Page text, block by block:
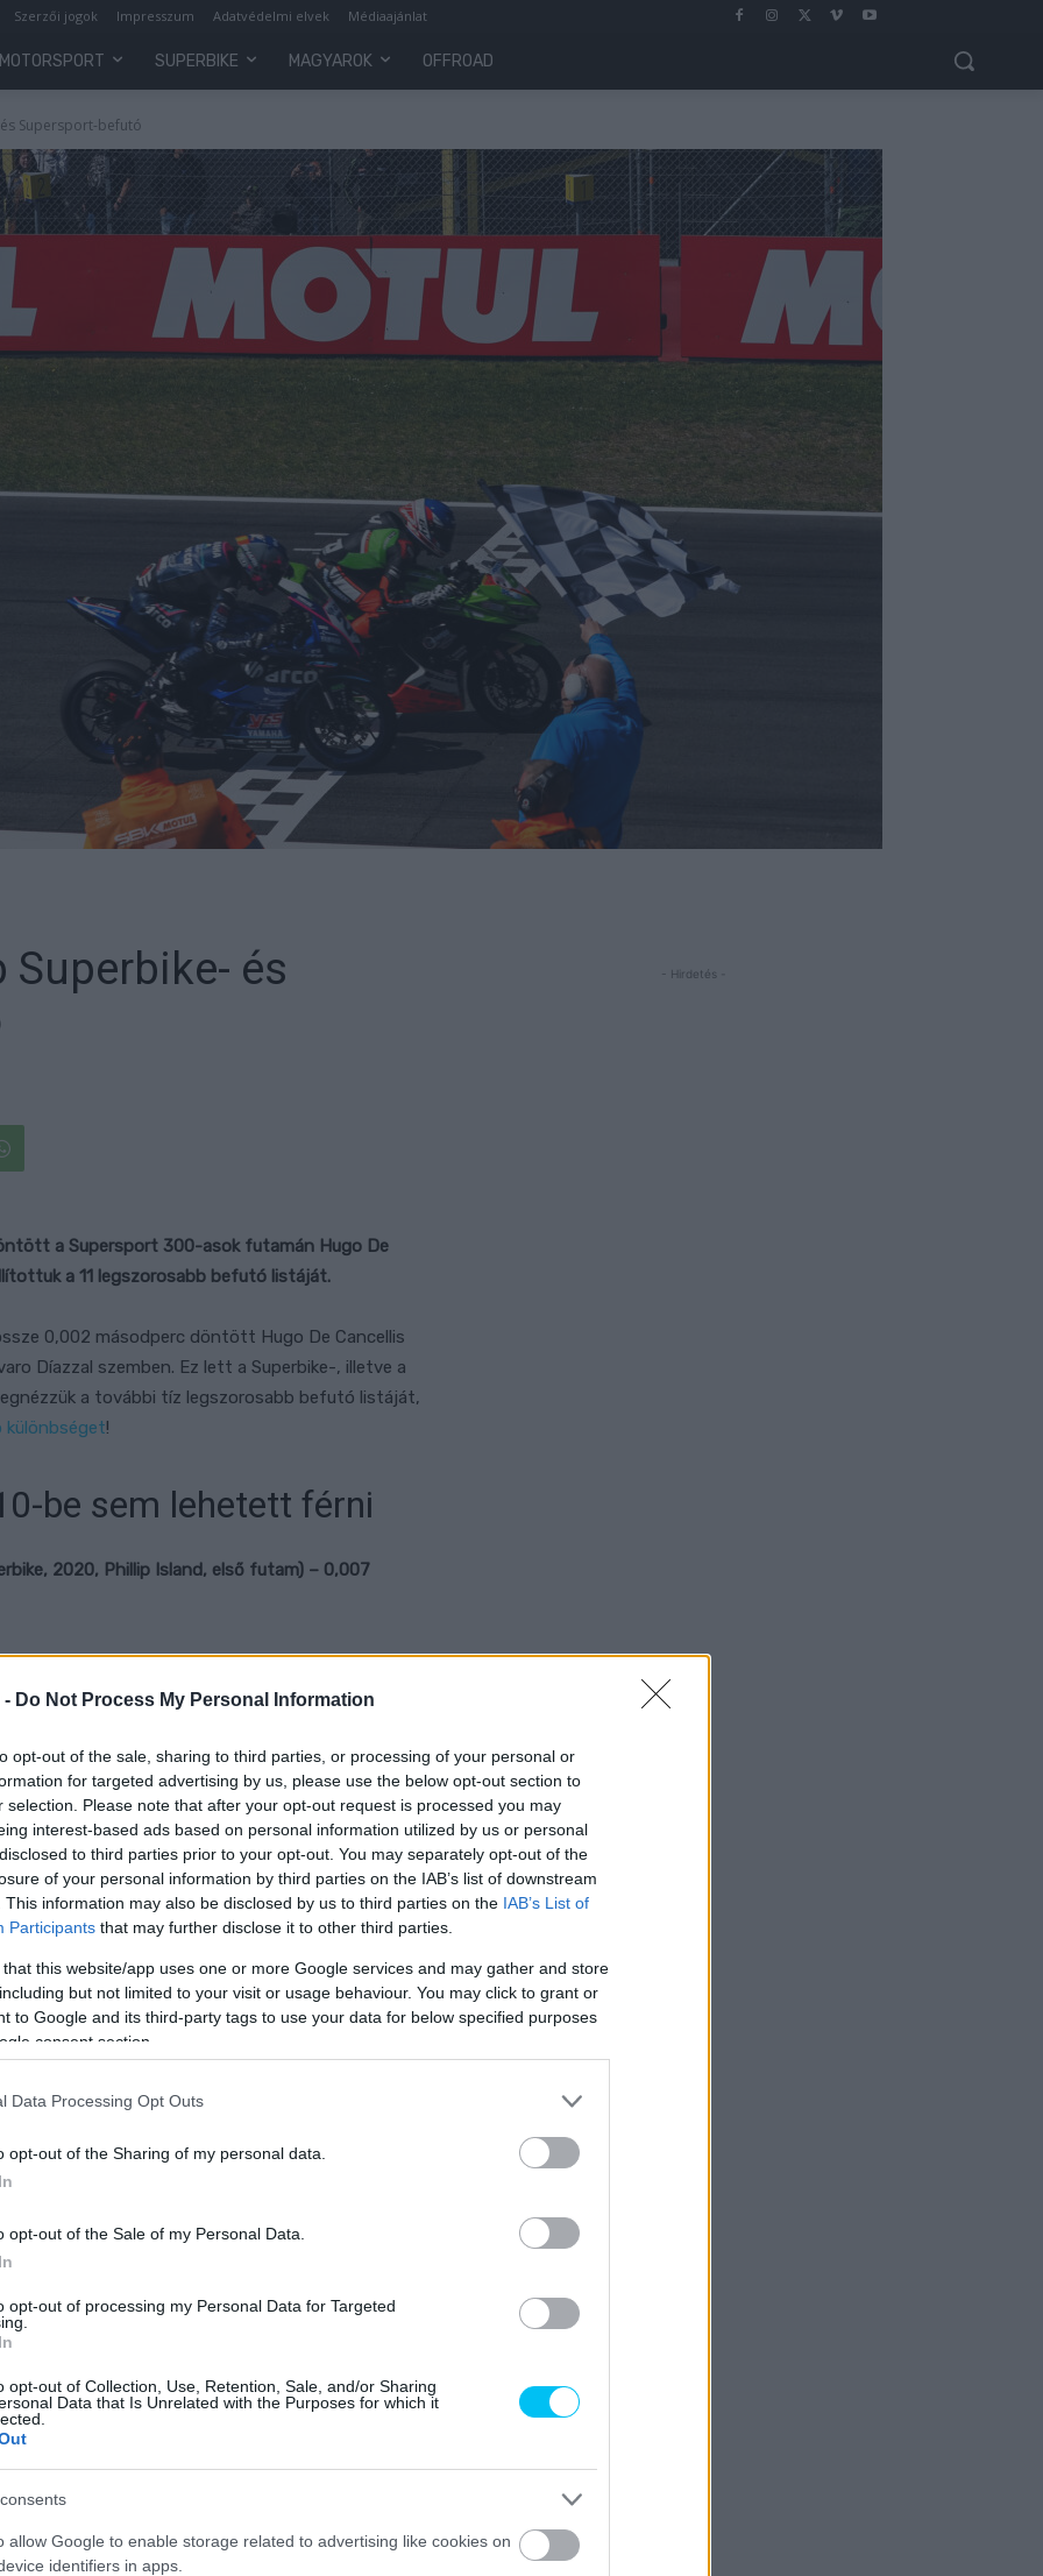
- Do Not Process My Personal Information
opt-out of the sale, sharing to third parties, or processing of your personal or
for targeted advertising by us, please use the below opt-out section to
selection. Please note that after your opt-out request is processed you may
interest-based ads based on personal information utilized by us or personal
to third parties prior to your opt-out. You may separately opt-out of the
of your personal information by third parties on the IAB’s list of downstream
This information may also be disclosed by us to third parties on the IAB’s List of
Participants that may further disclose it to other third parties.
that this website/app uses one or more Google services and may gather and store
but not limited to your visit or usage behaviour. You may click to grant or
to Google and its third-party tags to use your data for below specified purposes
consent section.
Data Processing Opt Outs
opt-out of the Sharing of my personal data.
opt-out of the Sale of my Personal Data.
opt-out of processing my Personal Data for Targeted
opt-out of Collection, Use, Retention, Sale, and/or Sharing
Data that Is Unrelated with the Purposes for which it
allow Google to enable storage related to advertising like cookies on
identifiers in apps.
Szerzői jogok Impresszum Adatvédelmi elvek Médiaajánlat
MOTORSPORT SUPERBIKE MAGYAROK OFFROAD
Supersport-befutó
és
a Supersport 300-asok futamán Hugo De
a 11 legszorosabb befutó listáját.
0,002 másodperc döntött Hugo De Cancellis
Díazzal szemben. Ez lett a Superbike-, illetve a
a további tíz legszorosabb befutó listáját,
különbséget!
be sem lehetett férni
2020, Phillip Island, első futam) – 0,007
indította útjára a 2020-as szezont. A Phillip
lett a Pata Yamaha with Brixx WorldSBK
Alex Lowes-t. A befutó során mindössze hét
2013, Portugália, első futam) – 0,007 másodperc
ezen a listán 2013-ból. Ekkor az olasz Marco
le a portugál hullámvasúton. Maga Melandri
a 17. körben az 1-es kanyarban szélesre vette a
célegyenesben maga mögé tudta utasítani Guintolit.
során.
második futam) – 0,007 másodperc
származik. Ekkor Pierfrancesco Chili hazai pályán
mindössze 0,007 másodperccel megelőzve
miután 1995-ben a 2. futamot is ő nyerte meg.
mint egy másodperc volt. Miután a második sikánban
és összehozta ezt a toplistás sikert.
Losail) – 0,006 másodperc
2016-ba kell visszamennünk, a katari
Kenan Sofuoğluval és az ő Kawasakijával
kiérve pedig Smith vezetett. Sofuoglu minden
végül 0,006 másodperc híján alulmaradt.
- Hirdetés -